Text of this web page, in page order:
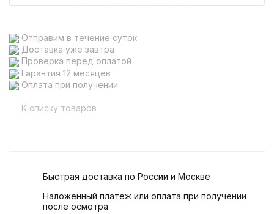
Отправим в течение суток
Доставка уже завтра
Проверка перед оплатой
Гарантия 12 месяцев
Оплата при получении
К списку товаров
Быстрая доставка по России и Москве
Наложенный платеж или оплата при получении
после осмотра